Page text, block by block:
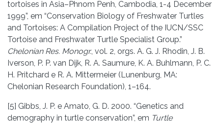
tortoises in Asia–Phnom Penh, Cambodia, 1-4 December
1999”, em “Conservation Biology of Freshwater Turtles
and Tortoises: A Compilation Project of the IUCN/SSC
Tortoise and Freshwater Turtle Specialist Group.”
Chelonian Res. Monogr., vol. 2, orgs. A. G. J. Rhodin, J. B.
Iverson, P. P. van Dijk, R. A. Saumure, K. A. Buhlmann, P. C.
H. Pritchard e R. A. Mittermeier (Lunenburg, MA:
Chelonian Research Foundation), 1–164.
[5] Gibbs, J. P. e Amato, G. D. 2000. “Genetics and
demography in turtle conservation”, em Turtle